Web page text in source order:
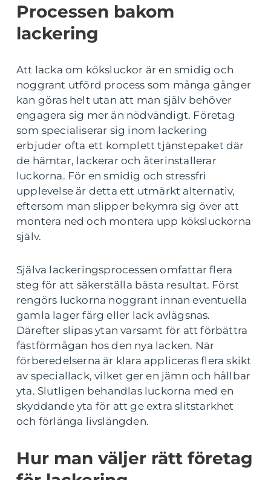
Processen bakom
lackering
Att lacka om köksluckor är en smidig och
noggrant utförd process som många gånger
kan göras helt utan att man själv behöver
engagera sig mer än nödvändigt. Företag
som specialiserar sig inom lackering
erbjuder ofta ett komplett tjänstepaket där
de hämtar, lackerar och återinstallerar
luckorna. För en smidig och stressfri
upplevelse är detta ett utmärkt alternativ,
eftersom man slipper bekymra sig över att
montera ned och montera upp köksluckorna
själv.
Själva lackeringsprocessen omfattar flera
steg för att säkerställa bästa resultat. Först
rengörs luckorna noggrant innan eventuella
gamla lager färg eller lack avlägsnas.
Därefter slipas ytan varsamt för att förbättra
fästförmågan hos den nya lacken. När
förberedelserna är klara appliceras flera skikt
av speciallack, vilket ger en jämn och hållbar
yta. Slutligen behandlas luckorna med en
skyddande yta för att ge extra slitstarkhet
och förlänga livslängden.
Hur man väljer rätt företag